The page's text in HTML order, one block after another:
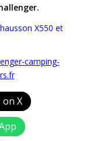
X550 et
camping-
on X